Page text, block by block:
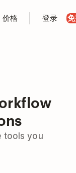
价格 登录
tools you